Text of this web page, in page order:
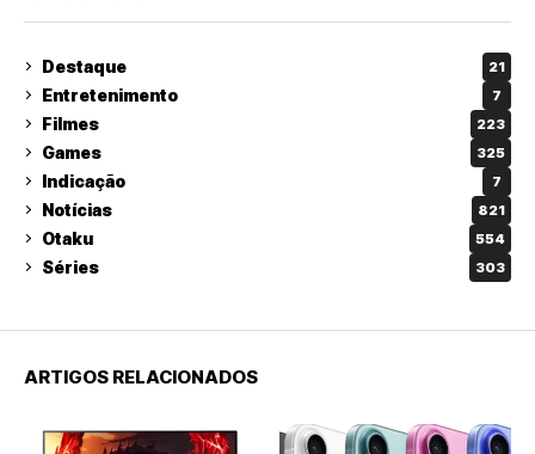
Destaque 21
Entretenimento 7
Filmes 223
Games 325
Indicação 7
Notícias 821
Otaku 554
Séries 303
ARTIGOS RELACIONADOS